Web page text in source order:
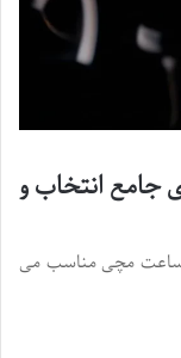
جامع انتخاب و
ساعت مچی مناسب می